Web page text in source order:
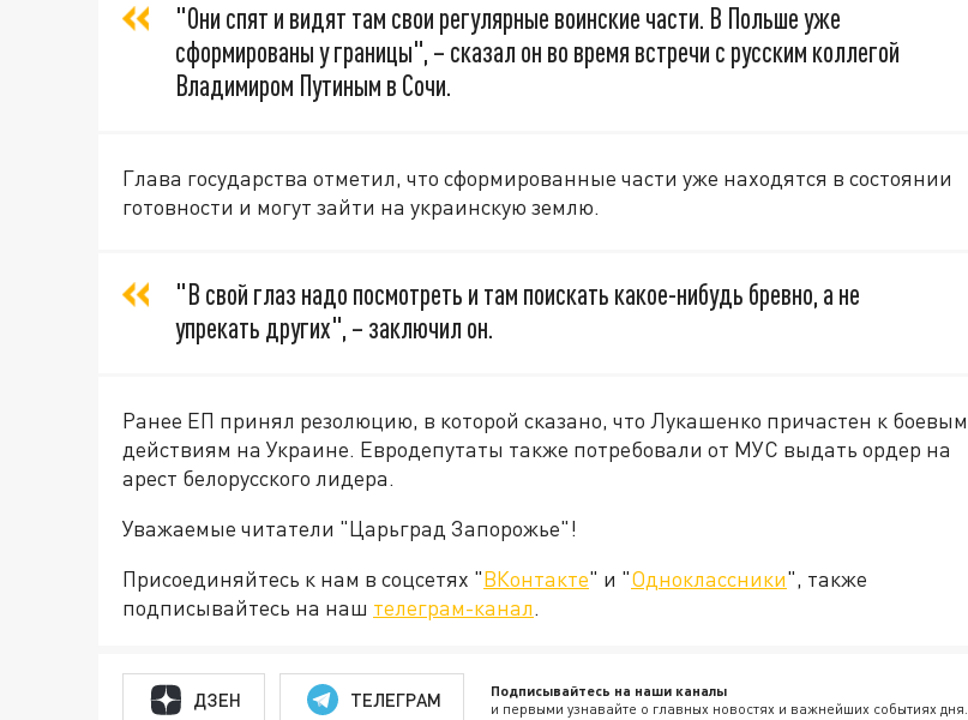
"Они спят и видят там свои регулярные воинские части. В Польше уже
сформированы у границы", – сказал он во время встречи с русским коллегой
Владимиром Путиным в Сочи.
Глава государства отметил, что сформированные части уже находятся в состоянии
готовности и могут зайти на украинскую землю.
"В свой глаз надо посмотреть и там поискать какое-нибудь бревно, а не
упрекать других", – заключил он.
Ранее ЕП принял резолюцию, в которой сказано, что Лукашенко причастен к боевым
действиям на Украине. Евродепутаты также потребовали от МУС выдать ордер на
арест белорусского лидера.
Уважаемые читатели "Царьград Запорожье"!
Присоединяйтесь к нам в соцсетях "ВКонтакте" и "Одноклассники", также
подписывайтесь на наш телеграм-канал.
ДЗЕН ТЕЛЕГРАМ Подписывайтесь на наши каналы
и первыми узнавайте о главных новостях и важнейших событиях дня.